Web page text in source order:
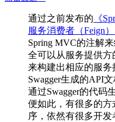
通过之前发布的 《
服务消费者（Feign）
Spring MVC的注解
全可以从服务提供方
来构建出相应的服
Swagger生成的API
通过Swagger的代码
便如此，有很多的方
序，依然有很多开